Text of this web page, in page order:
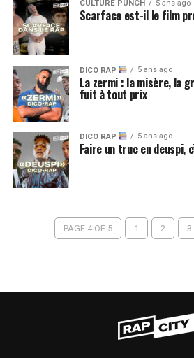
CULTURE PUNCH 5 ans ago
Scarface est-il le film
DICO RAP 5 ans ago
La zermi : la misère, la
fuit à tout prix
DICO RAP 5 ans ago
Faire un truc en deuspi,
PAGE 4 OF 5 1 2 3